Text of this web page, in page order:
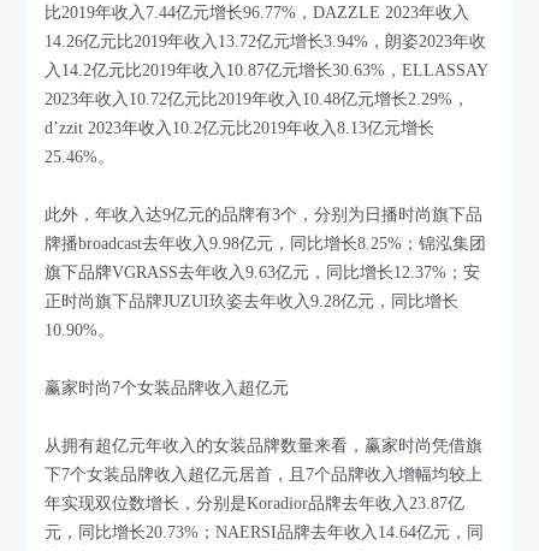
比2019年收入7.44亿元增长96.77%，DAZZLE 2023年收入
14.26亿元比2019年收入13.72亿元增长3.94%，朗姿2023年收
入14.2亿元比2019年收入10.87亿元增长30.63%，ELLASSAY
2023年收入10.72亿元比2019年收入10.48亿元增长2.29%，
d’zzit 2023年收入10.2亿元比2019年收入8.13亿元增长
25.46%。
此外，年收入达9亿元的品牌有3个，分别为日播时尚旗下品
牌播broadcast去年收入9.98亿元，同比增长8.25%；锦泓集团
旗下品牌VGRASS去年收入9.63亿元，同比增长12.37%；安
正时尚旗下品牌JUZUI玖姿去年收入9.28亿元，同比增长
10.90%。
赢家时尚7个女装品牌收入超亿元
从拥有超亿元年收入的女装品牌数量来看，赢家时尚凭借旗
下7个女装品牌收入超亿元居首，且7个品牌收入增幅均较上
年实现双位数增长，分别是Koradior品牌去年收入23.87亿
元，同比增长20.73%；NAERSI品牌去年收入14.64亿元，同